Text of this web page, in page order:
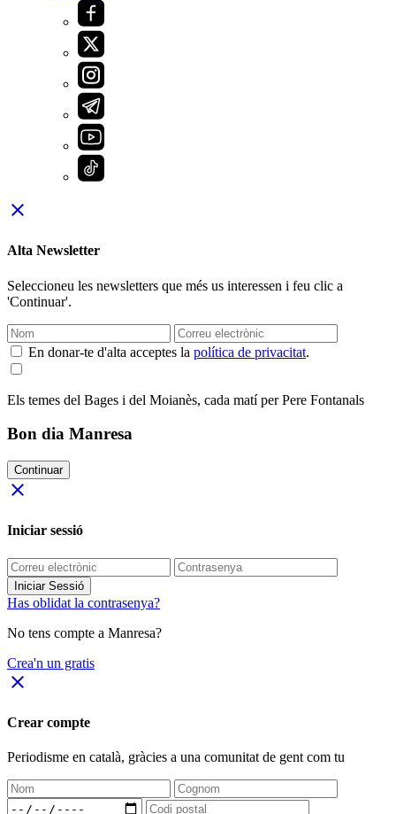
close
Alta Newsletter
Seleccioneu les newsletters que més us interessen i feu clic a
'Continuar'.
En donar-te d'alta acceptes la política de privacitat.
Els temes del Bages i del Moianès, cada matí per Pere Fontanals
Bon dia Manresa
Continuar
close
Iniciar sessió
Iniciar Sessió
Has oblidat la contrasenya?
No tens compte a Manresa?
Crea'n un gratis
close
Crear compte
Periodisme en català, gràcies a una comunitat de gent com tu